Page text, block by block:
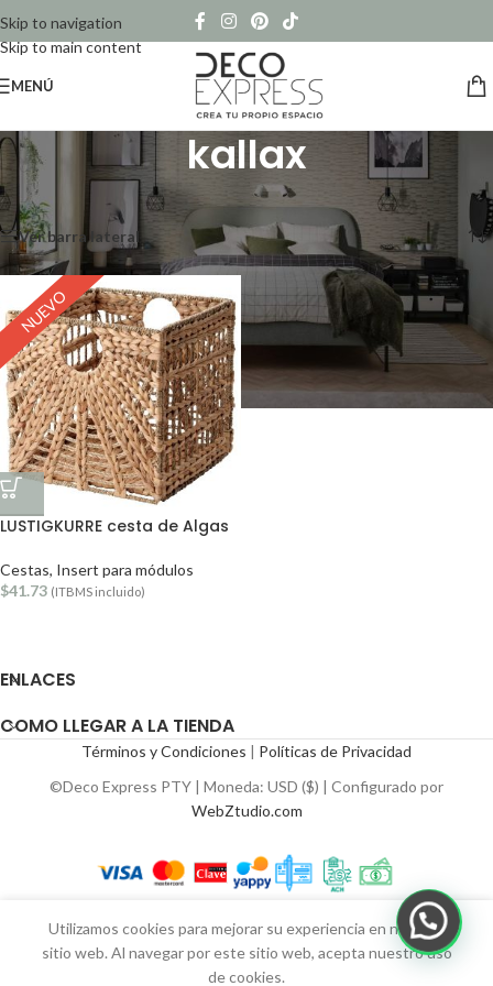
Skip to navigation
Skip to main content
MENÚ
kallax
Inicio/ Productos etiquetados “kallax” Mostrando el único resultado
Ver barra lateral
NUEVO
LUSTIGKURRE cesta de Algas
Cestas, Insert para módulos
$41.73 (ITBMS incluido)
ENLACES
COMO LLEGAR A LA TIENDA
Términos y Condiciones | Políticas de Privacidad
©Deco Express PTY | Moneda: USD ($) | Configurado por
WebZtudio.com
Utilizamos cookies para mejorar su experiencia en nuestro
sitio web. Al navegar por este sitio web, acepta nuestro uso
de cookies.